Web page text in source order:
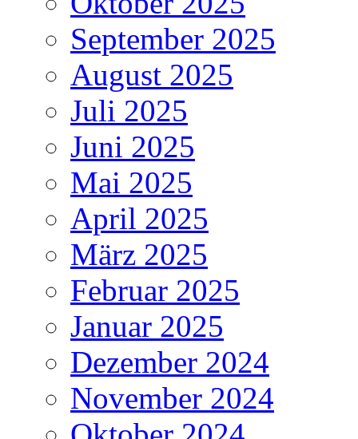
September 2025
August 2025
Juli 2025
Juni 2025
Mai 2025
April 2025
März 2025
Februar 2025
Januar 2025
Dezember 2024
November 2024